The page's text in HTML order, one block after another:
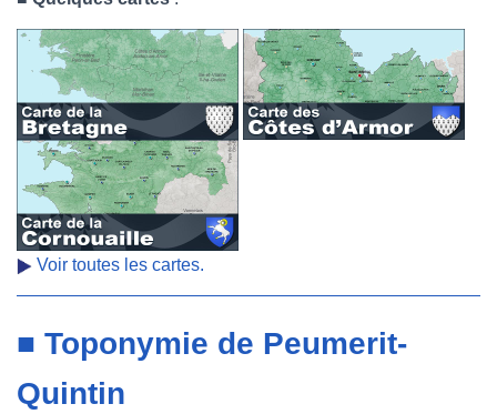
Voir toutes les cartes.
■ Toponymie de Peumerit-
Quintin